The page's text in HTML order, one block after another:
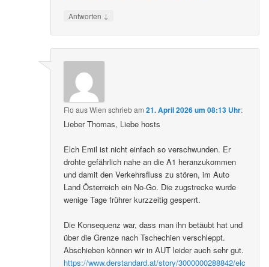
Antworten ↓
Flo aus Wien schriebam21. April 2026 um 08:13 Uhr:
Lieber Thomas, Liebe hosts
Elch Emil ist nicht einfach so verschwunden. Er
drohte gefährlich nahe an die A1 heranzukommen
und damit den Verkehrsfluss zu stören, im Auto
Land Österreich ein No-Go. Die zugstrecke wurde
wenige Tage frührer kurzzeitig gesperrt.
Die Konsequenz war, dass man ihn betäubt hat und
über die Grenze nach Tschechien verschleppt.
Abschieben können wir in AUT leider auch sehr gut.
https://www.derstandard.at/story/3000000288842/elc